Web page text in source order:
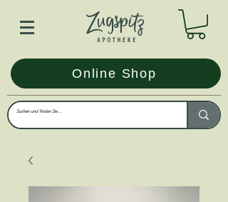
Online Shop